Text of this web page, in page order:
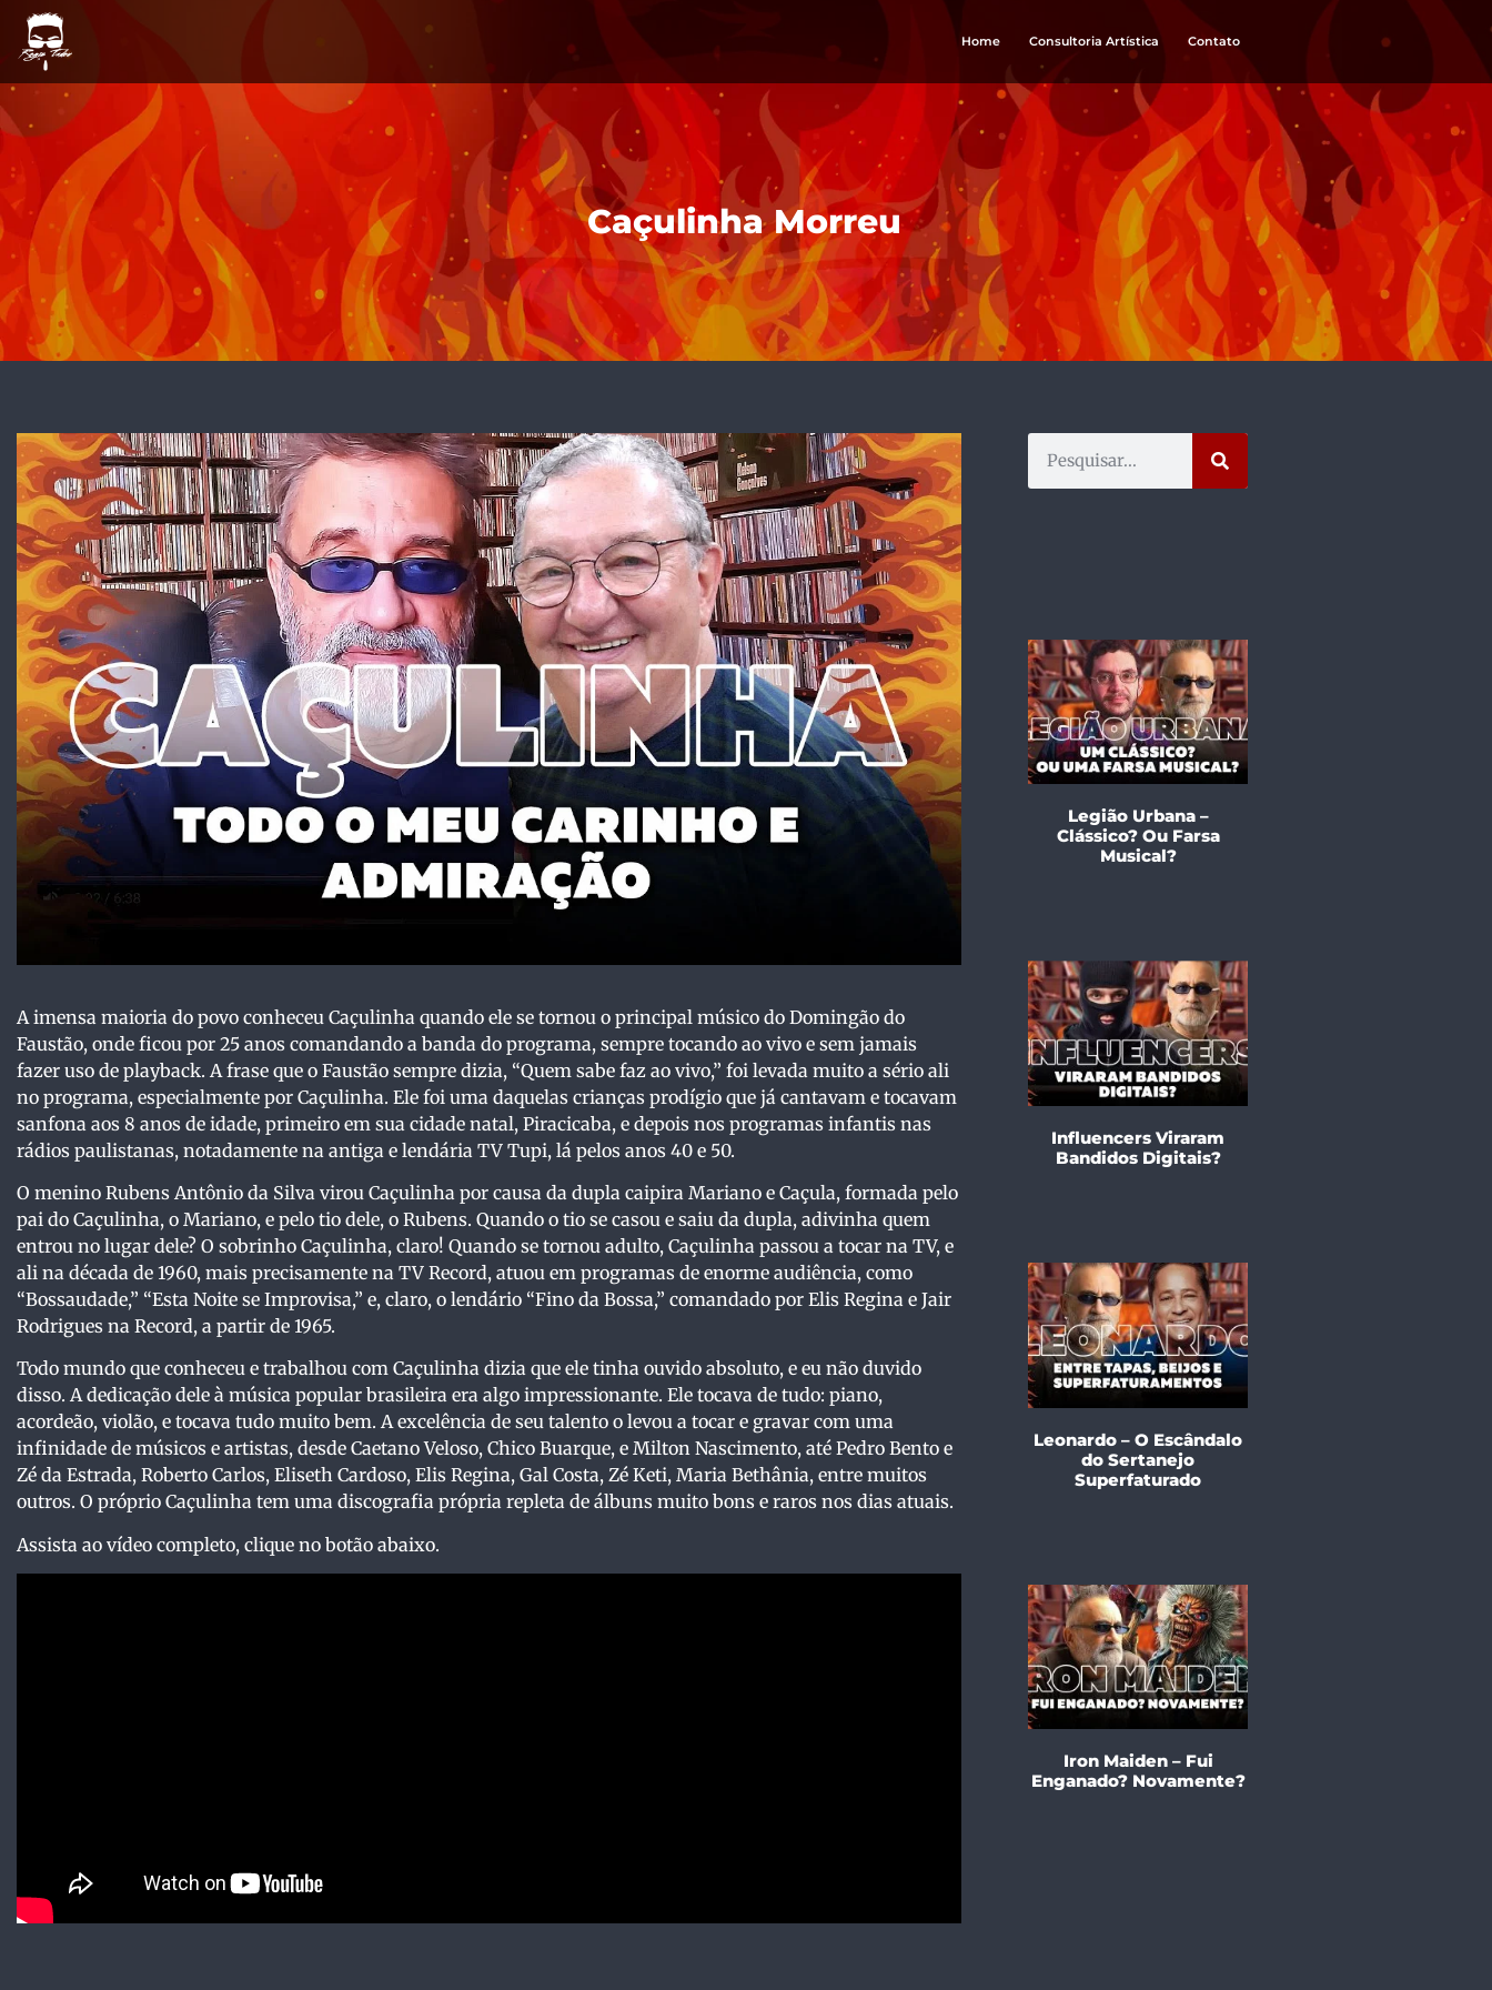
Home Consultoria Artística Contato
Caçulinha Morreu
A imensa maioria do povo conheceu Caçulinha quando ele se tornou o principal músico do Domingão do
Faustão, onde ficou por 25 anos comandando a banda do programa, sempre tocando ao vivo e sem jamais
fazer uso de playback. A frase que o Faustão sempre dizia, “Quem sabe faz ao vivo,” foi levada muito a sério ali
no programa, especialmente por Caçulinha. Ele foi uma daquelas crianças prodígio que já cantavam e tocavam
sanfona aos 8 anos de idade, primeiro em sua cidade natal, Piracicaba, e depois nos programas infantis nas
rádios paulistanas, notadamente na antiga e lendária TV Tupi, lá pelos anos 40 e 50.
O menino Rubens Antônio da Silva virou Caçulinha por causa da dupla caipira Mariano e Caçula, formada pelo
pai do Caçulinha, o Mariano, e pelo tio dele, o Rubens. Quando o tio se casou e saiu da dupla, adivinha quem
entrou no lugar dele? O sobrinho Caçulinha, claro! Quando se tornou adulto, Caçulinha passou a tocar na TV, e
ali na década de 1960, mais precisamente na TV Record, atuou em programas de enorme audiência, como
“Bossaudade,” “Esta Noite se Improvisa,” e, claro, o lendário “Fino da Bossa,” comandado por Elis Regina e Jair
Rodrigues na Record, a partir de 1965.
Todo mundo que conheceu e trabalhou com Caçulinha dizia que ele tinha ouvido absoluto, e eu não duvido
disso. A dedicação dele à música popular brasileira era algo impressionante. Ele tocava de tudo: piano,
acordeão, violão, e tocava tudo muito bem. A excelência de seu talento o levou a tocar e gravar com uma
infinidade de músicos e artistas, desde Caetano Veloso, Chico Buarque, e Milton Nascimento, até Pedro Bento e
Zé da Estrada, Roberto Carlos, Eliseth Cardoso, Elis Regina, Gal Costa, Zé Keti, Maria Bethânia, entre muitos
outros. O próprio Caçulinha tem uma discografia própria repleta de álbuns muito bons e raros nos dias atuais.
Assista ao vídeo completo, clique no botão abaixo.
Legião Urbana –
Clássico? Ou Farsa
Musical?
Influencers Viraram
Bandidos Digitais?
Leonardo – O Escândalo
do Sertanejo
Superfaturado
Iron Maiden – Fui
Enganado? Novamente?